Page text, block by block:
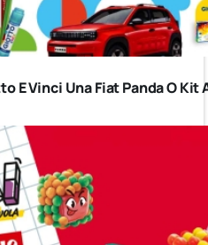
E Vinci Una Fiat Panda O